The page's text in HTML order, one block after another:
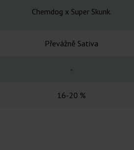
Chemdog x Super Skunk.
Převážně Sativa
-
16-20 %